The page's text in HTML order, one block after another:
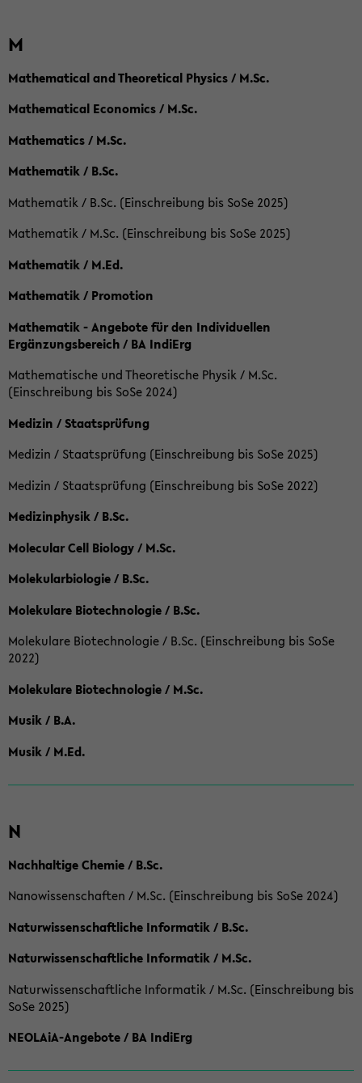
M
Mathematical and Theoretical Physics / M.Sc.
Mathematical Economics / M.Sc.
Mathematics / M.Sc.
Mathematik / B.Sc.
Mathematik / B.Sc. (Einschreibung bis SoSe 2025)
Mathematik / M.Sc. (Einschreibung bis SoSe 2025)
Mathematik / M.Ed.
Mathematik / Promotion
Mathematik - Angebote für den Individuellen
Ergänzungsbereich / BA IndiErg
Mathematische und Theoretische Physik / M.Sc.
(Einschreibung bis SoSe 2024)
Medizin / Staatsprüfung
Medizin / Staatsprüfung (Einschreibung bis SoSe 2025)
Medizin / Staatsprüfung (Einschreibung bis SoSe 2022)
Medizinphysik / B.Sc.
Molecular Cell Biology / M.Sc.
Molekularbiologie / B.Sc.
Molekulare Biotechnologie / B.Sc.
Molekulare Biotechnologie / B.Sc. (Einschreibung bis SoSe
2022)
Molekulare Biotechnologie / M.Sc.
Musik / B.A.
Musik / M.Ed.
N
Nachhaltige Chemie / B.Sc.
Nanowissenschaften / M.Sc. (Einschreibung bis SoSe 2024)
Naturwissenschaftliche Informatik / B.Sc.
Naturwissenschaftliche Informatik / M.Sc.
Naturwissenschaftliche Informatik / M.Sc. (Einschreibung bis
SoSe 2025)
NEOLAiA-Angebote / BA IndiErg